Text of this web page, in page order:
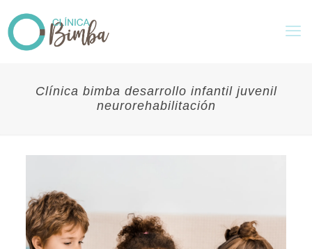
Clínica bimba desarrollo infantil juvenil
neurorehabilitación